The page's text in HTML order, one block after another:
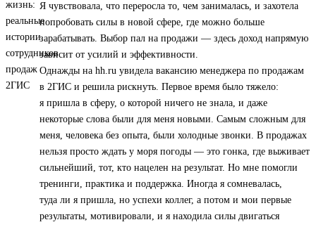
Я чувствовала, что переросла то, чем занималась, и захотела
попробовать силы в новой сфере, где можно больше
зарабатывать. Выбор пал на продажи — здесь доход напрямую
зависит от усилий и эффективности.
Однажды на hh.ru увидела вакансию менеджера по продажам
в 2ГИС и решила рискнуть. Первое время было тяжело:
я пришла в сферу, о которой ничего не знала, и даже
некоторые слова были для меня новыми. Самым сложным для
меня, человека без опыта, были холодные звонки. В продажах
нельзя просто ждать у моря погоды — это гонка, где выживает
сильнейший, тот, кто нацелен на результат. Но мне помогли
тренинги, практика и поддержка. Иногда я сомневалась,
туда ли я пришла, но успехи коллег, а потом и мои первые
результаты, мотивировали, и я находила силы двигаться